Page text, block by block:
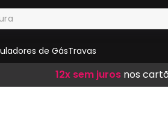
de GásTravas
Frete Grátisem compras
12x sem juros nos
10% de desconto